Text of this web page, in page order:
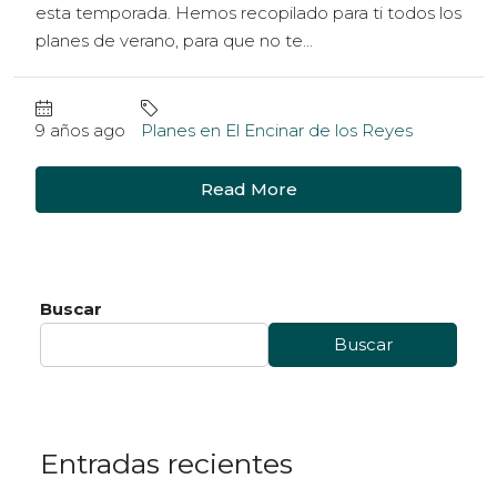
esta temporada. Hemos recopilado para ti todos los
planes de verano, para que no te...
9 años ago Planes en El Encinar de los Reyes
Read More
Buscar
Buscar
Entradas recientes